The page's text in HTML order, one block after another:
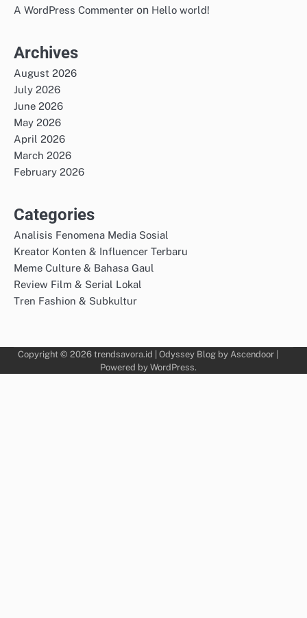
A WordPress Commenter on Hello world!
Archives
August 2026
July 2026
June 2026
May 2026
April 2026
March 2026
February 2026
Categories
Analisis Fenomena Media Sosial
Kreator Konten & Influencer Terbaru
Meme Culture & Bahasa Gaul
Review Film & Serial Lokal
Tren Fashion & Subkultur
Copyright © 2026 trendsavora.id | Odyssey Blog by Ascendoor
Powered by WordPress.